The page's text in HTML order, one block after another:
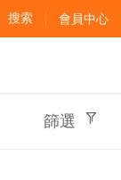
會員中心
搜索
篩選